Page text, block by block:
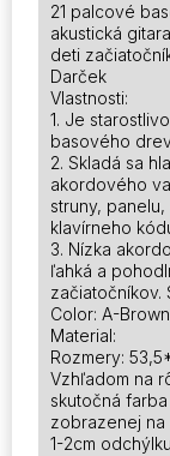
21 palcové
akustická
deti
Darček
Vlastnosti:
1. Je
basového
2. Skladá sa
akordového
struny,
klavírneho
3. Nízka
ľahká a
začiatočníkov.
Color: A-
Material:
Rozmery:
Vzhľadom na
skutočná
zobrazenej na
1-2cm